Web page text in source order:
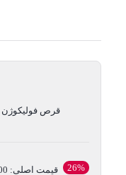
قرص فولیکوژن
26%